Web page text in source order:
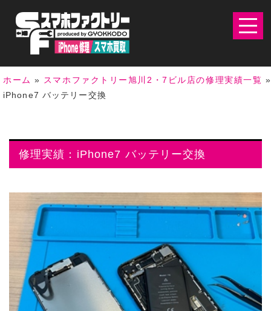
ホーム » スマホファクトリー旭川2・7ビル店の修理実績一覧 »
iPhone7 バッテリー交換
修理実績：iPhone7 バッテリー交換